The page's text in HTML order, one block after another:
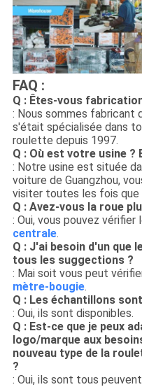
FAQ :
Q : Êtes-vous
: Nous sommes fabricant
s'était spécialisée dans
roulette depuis 1997.
Q : Où est votre usine ?
: Notre usine est située
voiture de Guangzhou,
visiter toutes les fois que
Q : Avez-vous la roue
: Oui, vous pouvez vérifier
centrale.
Q : J'ai besoin d'un que
tous les suggections ?
: Mai soit vous peut
mètre-bougie.
Q : Les échantillons
: Oui, ils sont disponibles.
Q : Est-ce que je peux
logo/marque aux
nouveau type de la
?
: Oui, ils sont tous